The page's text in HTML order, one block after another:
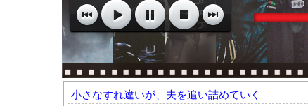
小さなすれ違いが、夫を追い詰めていく